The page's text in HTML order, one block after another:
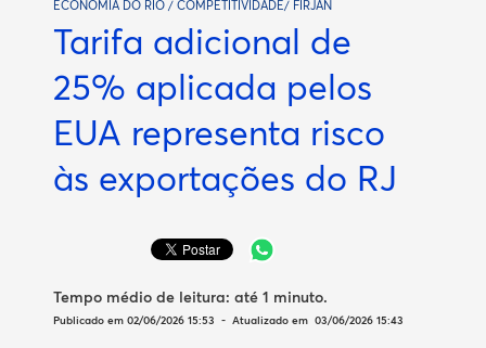
ECONOMIA DO RIO / COMPETITIVIDADE/ FIRJAN
Tarifa adicional de
25% aplicada pelos
EUA representa risco
às exportações do RJ
Tempo médio de leitura: até 1 minuto.
Publicado em 02/06/2026 15:53 - Atualizado em 03/06/2026 15:43